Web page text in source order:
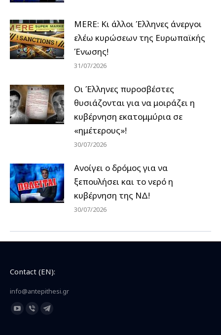
MERE: Κι άλλοι Έλληνες άνεργοι
ελέω κυρώσεων της Ευρωπαϊκής
Ένωσης!
31/07/2026
Οι Έλληνες πυροσβέστες
θυσιάζονται για να μοιράζει η
κυβέρνηση εκατομμύρια σε
«ημέτερους»!
30/07/2026
Ανοίγει ο δρόμος για να
ξεπουλήσει και το νερό η
κυβέρνηση της ΝΔ!
30/07/2026
Contact (EN):
info@antepithesi.gr
Find us on:
YouTubeViberTelegram